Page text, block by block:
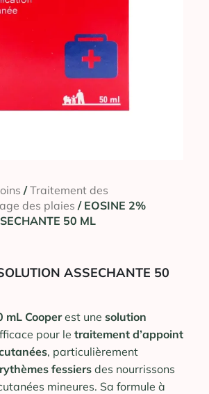
/Traitement des
des plaies / EOSINE 2%
50 ML
ASSECHANTE 50
mL Cooperest une solution
pour le traitement d’appoint
, particulièrement
fessiers des nourrissons
mineures. Sa formule à